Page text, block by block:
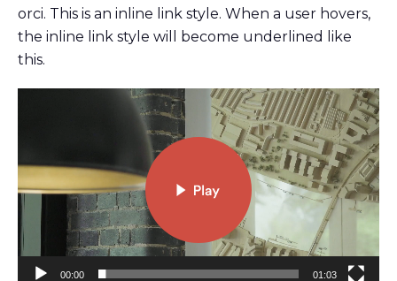
orci. This is an inline link style. When a user hovers,
the inline link style will become underlined like
this.
00:00 01:03